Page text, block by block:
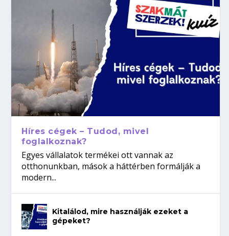
Híres cégek – Tudod, mivel
foglalkoznak?
Egyes vállalatok termékei ott vannak az
otthonunkban, mások a háttérben formálják a
modern...
Kitalálod, mire használják ezeket a
gépeket?